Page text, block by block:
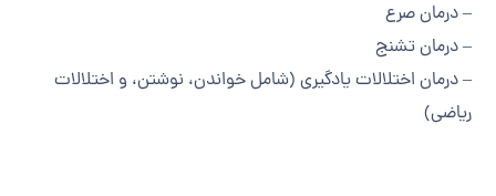
– درمان صرع
– درمان تشنج
– درمان اختلالات یادگیری (شامل خواندن، نوشتن، و اختلالات
ریاضی)